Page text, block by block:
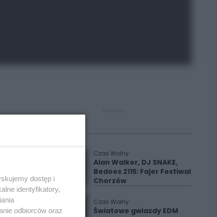
Czas Wolny
Alan Walker, DJ SNAKE,
Bedoes 2115: Fajer Festiwal
Chorzów
Czas Wolny
Światowe gwiazdy EDM
dostęp i
identyfikatory,
odbiorców oraz